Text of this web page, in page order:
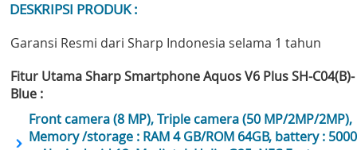
DESKRIPSI PRODUK :
Garansi Resmi dari Sharp Indonesia selama 1 tahun
Fitur Utama Sharp Smartphone Aquos V6 Plus SH-C04(B)-
Blue :
Front camera (8 MP), Triple camera (50 MP/2MP/2MP),
Memory /storage : RAM 4 GB/ROM 64GB, battery : 5000